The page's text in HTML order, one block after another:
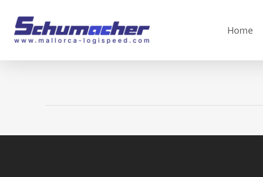
main
Home